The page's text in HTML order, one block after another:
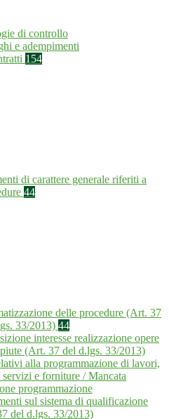
di controllo
e adempimenti
154
di carattere generale riferiti a
44
delle procedure (Art. 37
33/2013) 44
interesse realizzazione opere
(Art. 37 del d.lgs. 33/2013)
alla programmazione di lavori,
servizi e forniture / Mancata
programmazione
sul sistema di qualificazione
del d.lgs. 33/2013)